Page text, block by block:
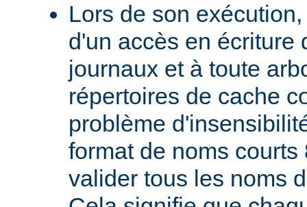
Lors de son
d'un accès en écriture
journaux et à toute
répertoires de cache
problème
format de noms courts
valider tous les noms